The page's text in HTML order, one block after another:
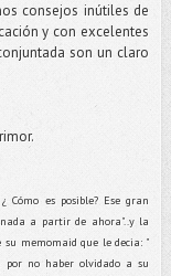
consejos inútiles de
y con excelentes
son un claro
Cómo es posible? Ese gran
a partir de ahora"..y la
memomaid que le decia: "
por no haber olvidado a su